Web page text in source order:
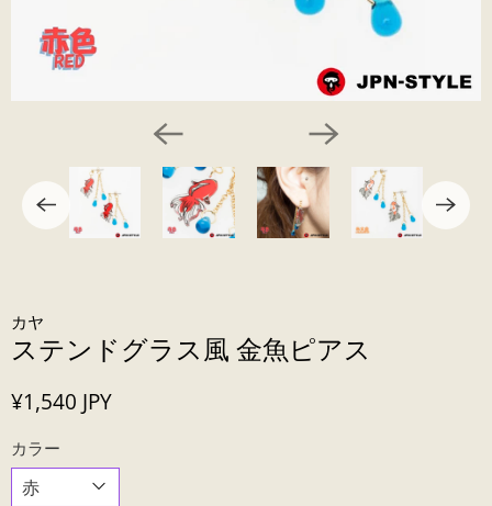
カヤ
ステンドグラス風 金魚ピアス
¥1,540 JPY
カラー